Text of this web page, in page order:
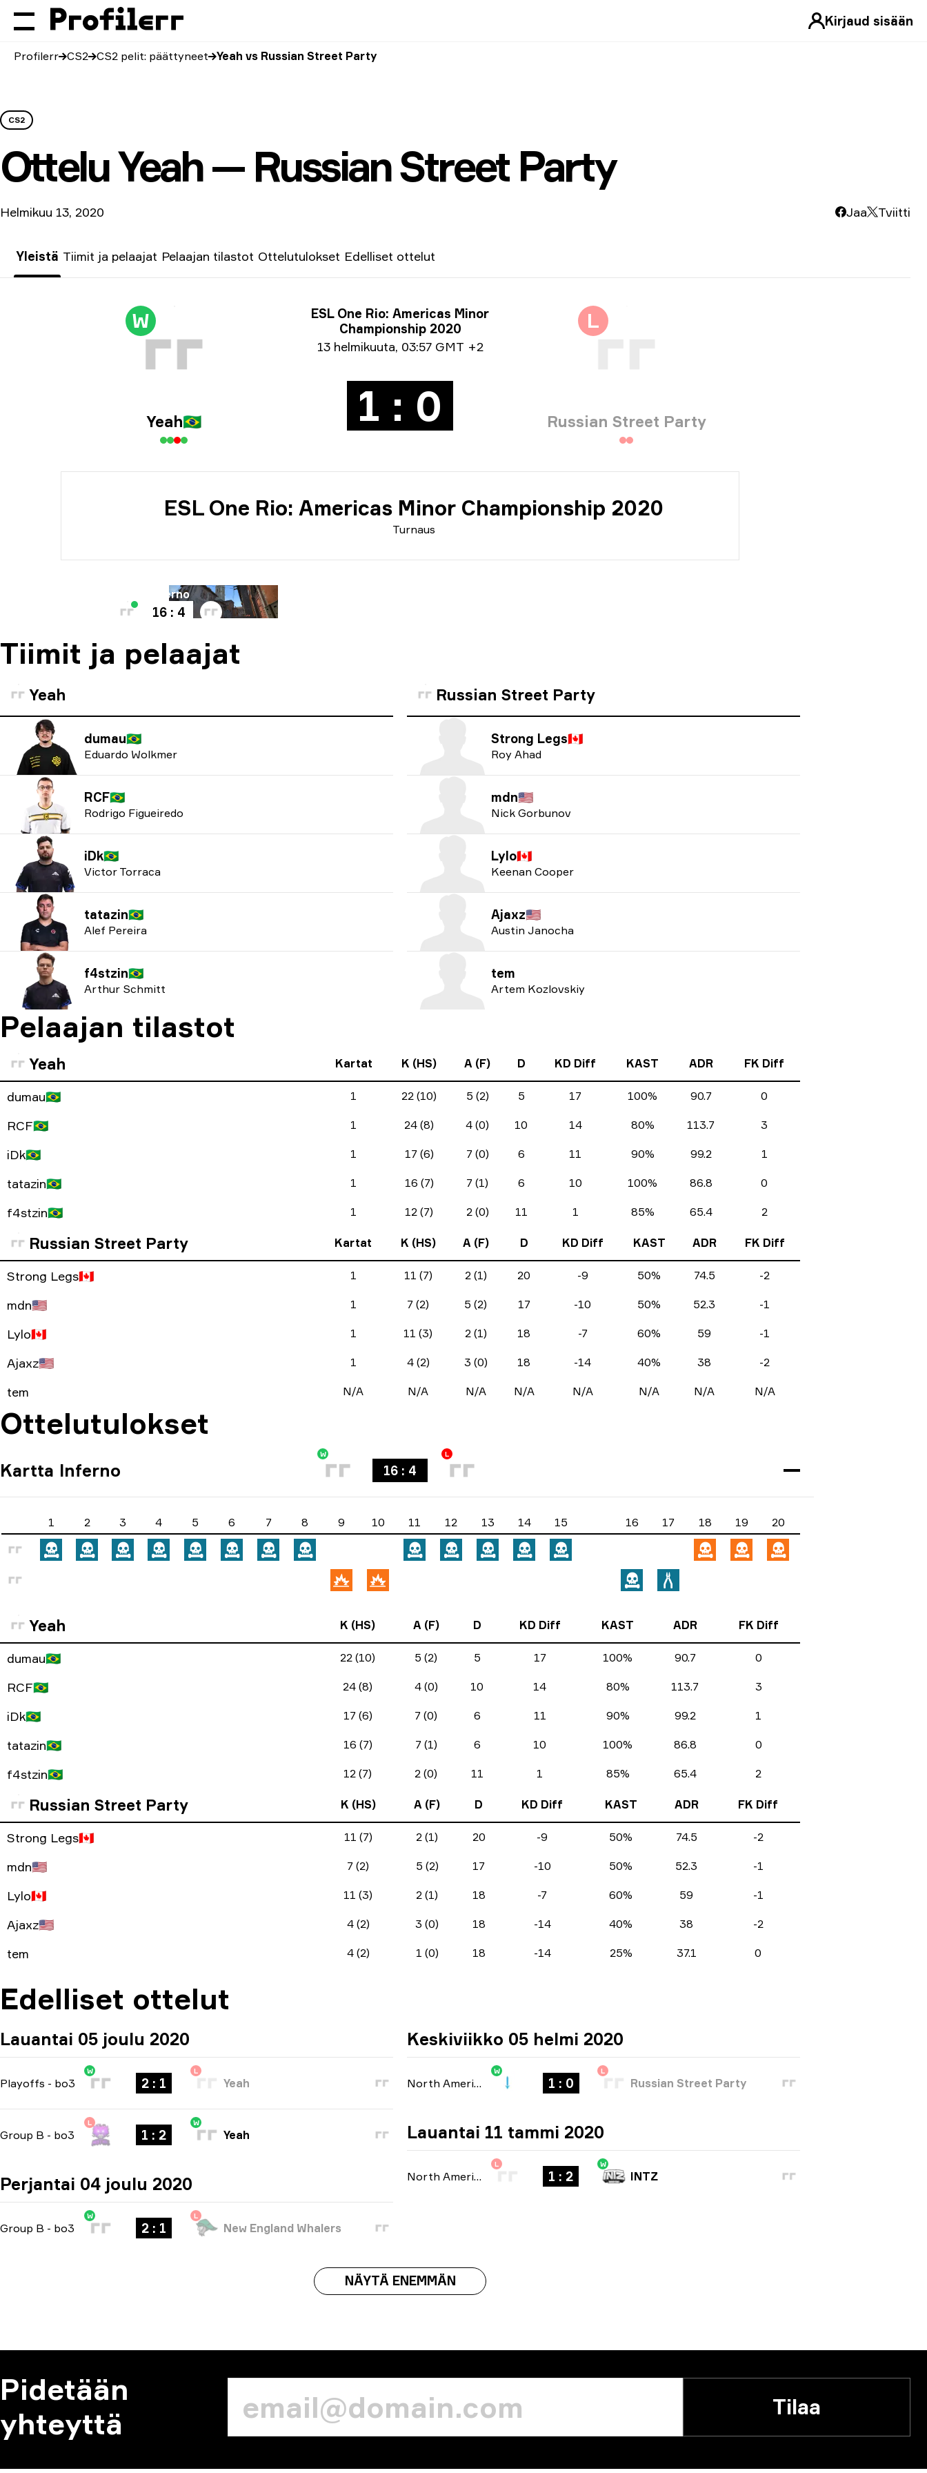
Kirjaud sisään
Profilerr CS2 CS2 pelit: päättyneet Yeah vs Russian Street Party
CS2
OtteluYeah — Russian Street Party
Helmikuu 13, 2020 Jaa Tviitti
Yleistä Tiimit ja pelaajat Pelaajan tilastot Ottelutulokset Edelliset ottelut
Turnausinfo
ESL One Rio: Americas Minor
Championship 2020
Päiväystiedot
13 helmikuuta, 03:57 GMT +2
W
Yeah🇧🇷 1 : 0
L
Russian Street Party
Turnaus
ESL One Rio: Americas Minor Championship 2020
Inferno
16 : 4
Tiimit ja pelaajat
Yeah
dumau🇧🇷
Eduardo Wolkmer
RCF🇧🇷
Rodrigo Figueiredo
iDk🇧🇷
Victor Torraca
tatazin🇧🇷
Alef Pereira
f4stzin🇧🇷
Arthur Schmitt
Russian Street Party
Strong Legs🇨🇦
Roy Ahad
mdn🇺🇸
Nick Gorbunov
Lylo🇨🇦
Keenan Cooper
Ajaxz🇺🇸
Austin Janocha
tem
Artem Kozlovskiy
Pelaajan tilastot
Yeah Kartat K (HS) A (F) D KD Diff KAST ADR FK Diff
dumau🇧🇷 1 22 (10) 5 (2) 5 17 100% 90.7 0
RCF🇧🇷 1 24 (8) 4 (0) 10 14 80% 113.7 3
iDk🇧🇷 1 17 (6) 7 (0) 6 11 90% 99.2 1
tatazin🇧🇷 1 16 (7) 7 (1) 6 10 100% 86.8 0
f4stzin🇧🇷 1 12 (7) 2 (0) 11 1 85% 65.4 2
Russian Street Party Kartat K (HS) A (F) D KD Diff KAST ADR FK Diff
Strong Legs🇨🇦 1 11 (7) 2 (1) 20 -9 50% 74.5 -2
mdn🇺🇸 1 7 (2) 5 (2) 17 -10 50% 52.3 -1
Lylo🇨🇦 1 11 (3) 2 (1) 18 -7 60% 59 -1
Ajaxz🇺🇸 1 4 (2) 3 (0) 18 -14 40% 38 -2
tem N/A N/A N/A N/A N/A N/A N/A N/A
Ottelutulokset
Kartta Inferno
W
16 : 4
L
1 2 3 4 5 6 7 8 9 10 11 12 13 14 15 16 17 18 19 20
Yeah K (HS) A (F) D KD Diff KAST ADR FK Diff
dumau🇧🇷 22 (10) 5 (2) 5 17 100% 90.7 0
RCF🇧🇷 24 (8) 4 (0) 10 14 80% 113.7 3
iDk🇧🇷 17 (6) 7 (0) 6 11 90% 99.2 1
tatazin🇧🇷 16 (7) 7 (1) 6 10 100% 86.8 0
f4stzin🇧🇷 12 (7) 2 (0) 11 1 85% 65.4 2
Russian Street Party K (HS) A (F) D KD Diff KAST ADR FK Diff
Strong Legs🇨🇦 11 (7) 2 (1) 20 -9 50% 74.5 -2
mdn🇺🇸 7 (2) 5 (2) 17 -10 50% 52.3 -1
Lylo🇨🇦 11 (3) 2 (1) 18 -7 60% 59 -1
Ajaxz🇺🇸 4 (2) 3 (0) 18 -14 40% 38 -2
tem 4 (2) 1 (0) 18 -14 25% 37.1 0
Edelliset ottelut
Lauantai 05 joulu 2020
Playoffs - bo3
W
2 : 1
L
Yeah
Group B - bo3
L
1 : 2
W
Yeah
Perjantai 04 joulu 2020
Group B - bo3
W
2 : 1
L
New England Whalers
Keskiviikko 05 helmi 2020
North America Open Qualifier 2
W
1 : 0
L
Russian Street Party
Lauantai 11 tammi 2020
North American Open Qualifier -
L
1 : 2
W
INTZ
NÄYTÄ ENEMMÄN
Pidetään
yhteyttä
Tilaa